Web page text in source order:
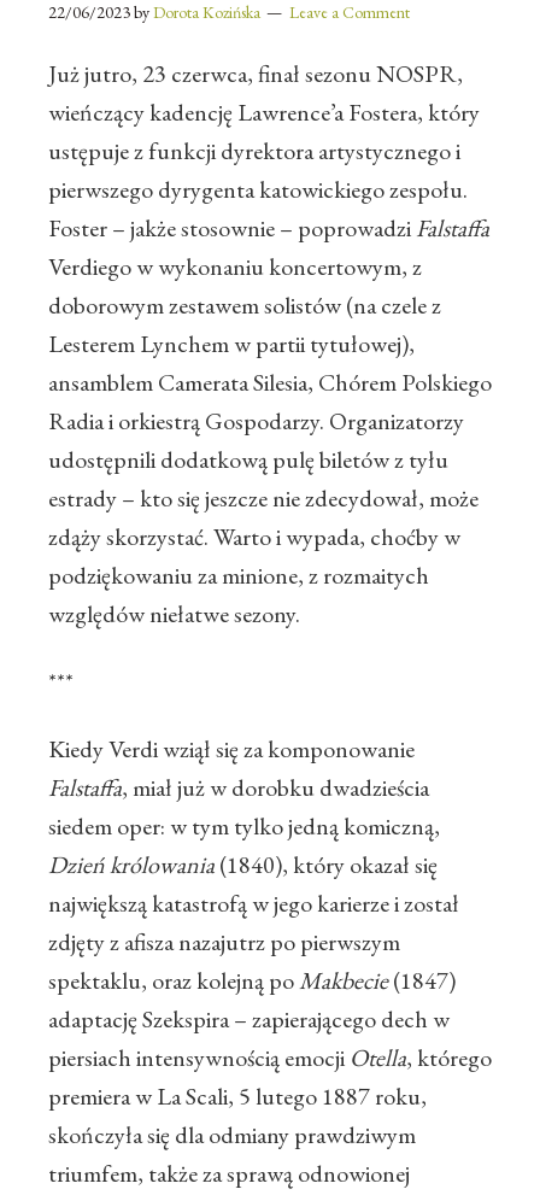
22/06/2023byDorota Kozińska Leave a Comment
Już jutro, 23 czerwca, finał sezonu NOSPR,
wieńczący kadencję Lawrence’a Fostera, który
ustępuje z funkcji dyrektora artystycznego i
pierwszego dyrygenta katowickiego zespołu.
Foster – jakże stosownie – poprowadziFalstaffa
Verdiego w wykonaniu koncertowym, z
doborowym zestawem solistów (na czele z
Lesterem Lynchem w partii tytułowej),
ansamblem Camerata Silesia, Chórem Polskiego
Radia i orkiestrą Gospodarzy. Organizatorzy
udostępnili dodatkową pulę biletów z tyłu
estrady – kto się jeszcze nie zdecydował, może
zdąży skorzystać. Warto i wypada, choćby w
podziękowaniu za minione, z rozmaitych
względów niełatwe sezony.
***
Kiedy Verdi wziął się za komponowanie
Falstaffa, miał już w dorobku dwadzieścia
siedem oper: w tym tylko jedną komiczną,
Dzień królowania(1840), który okazał się
największą katastrofą w jego karierze i został
zdjęty z afisza nazajutrz po pierwszym
spektaklu, oraz kolejną poMakbecie(1847)
adaptację Szekspira – zapierającego dech w
piersiach intensywnością emocji Otella, którego
premiera w La Scali, 5 lutego 1887 roku,
skończyła się dla odmiany prawdziwym
triumfem, także za sprawą odnowionej